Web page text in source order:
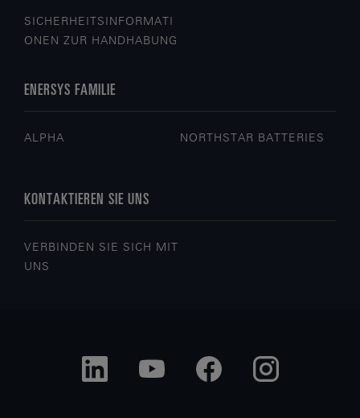
SICHERHEITSINFORMATI
ONEN ZUR HANDHABUNG
ENERSYS FAMILIE
ALPHA NORTHSTAR BATTERIES
KONTAKTIEREN SIE UNS
VERBINDEN SIE SICH MIT
UNS